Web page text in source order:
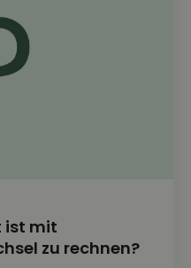
ist mit
zu rechnen?